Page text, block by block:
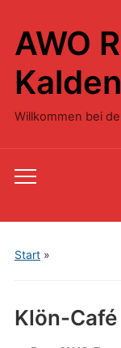
AWO
Willkommen bei
Toggle
menu
Start»
Klön-Café